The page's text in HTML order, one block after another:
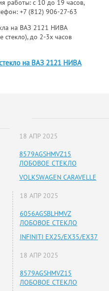
работы: с 10 до 19 часов,
+7 (812) 906-27-63
на ВАЗ 2121 НИВА
стекло), до 2-3х часов
на ВАЗ 2121 НИВА
18 АПР 2025
8579AGSHMVZ15
ЛОБОВОЕ СТЕКЛО
VOLKSWAGEN CARAVELLE
18 АПР 2025
6056AGSBLHMVZ
ЛОБОВОЕ СТЕКЛО
INFINITI EX25/EX35/EX37
18 АПР 2025
8579AGSHMVZ15
ЛОБОВОЕ СТЕКЛО